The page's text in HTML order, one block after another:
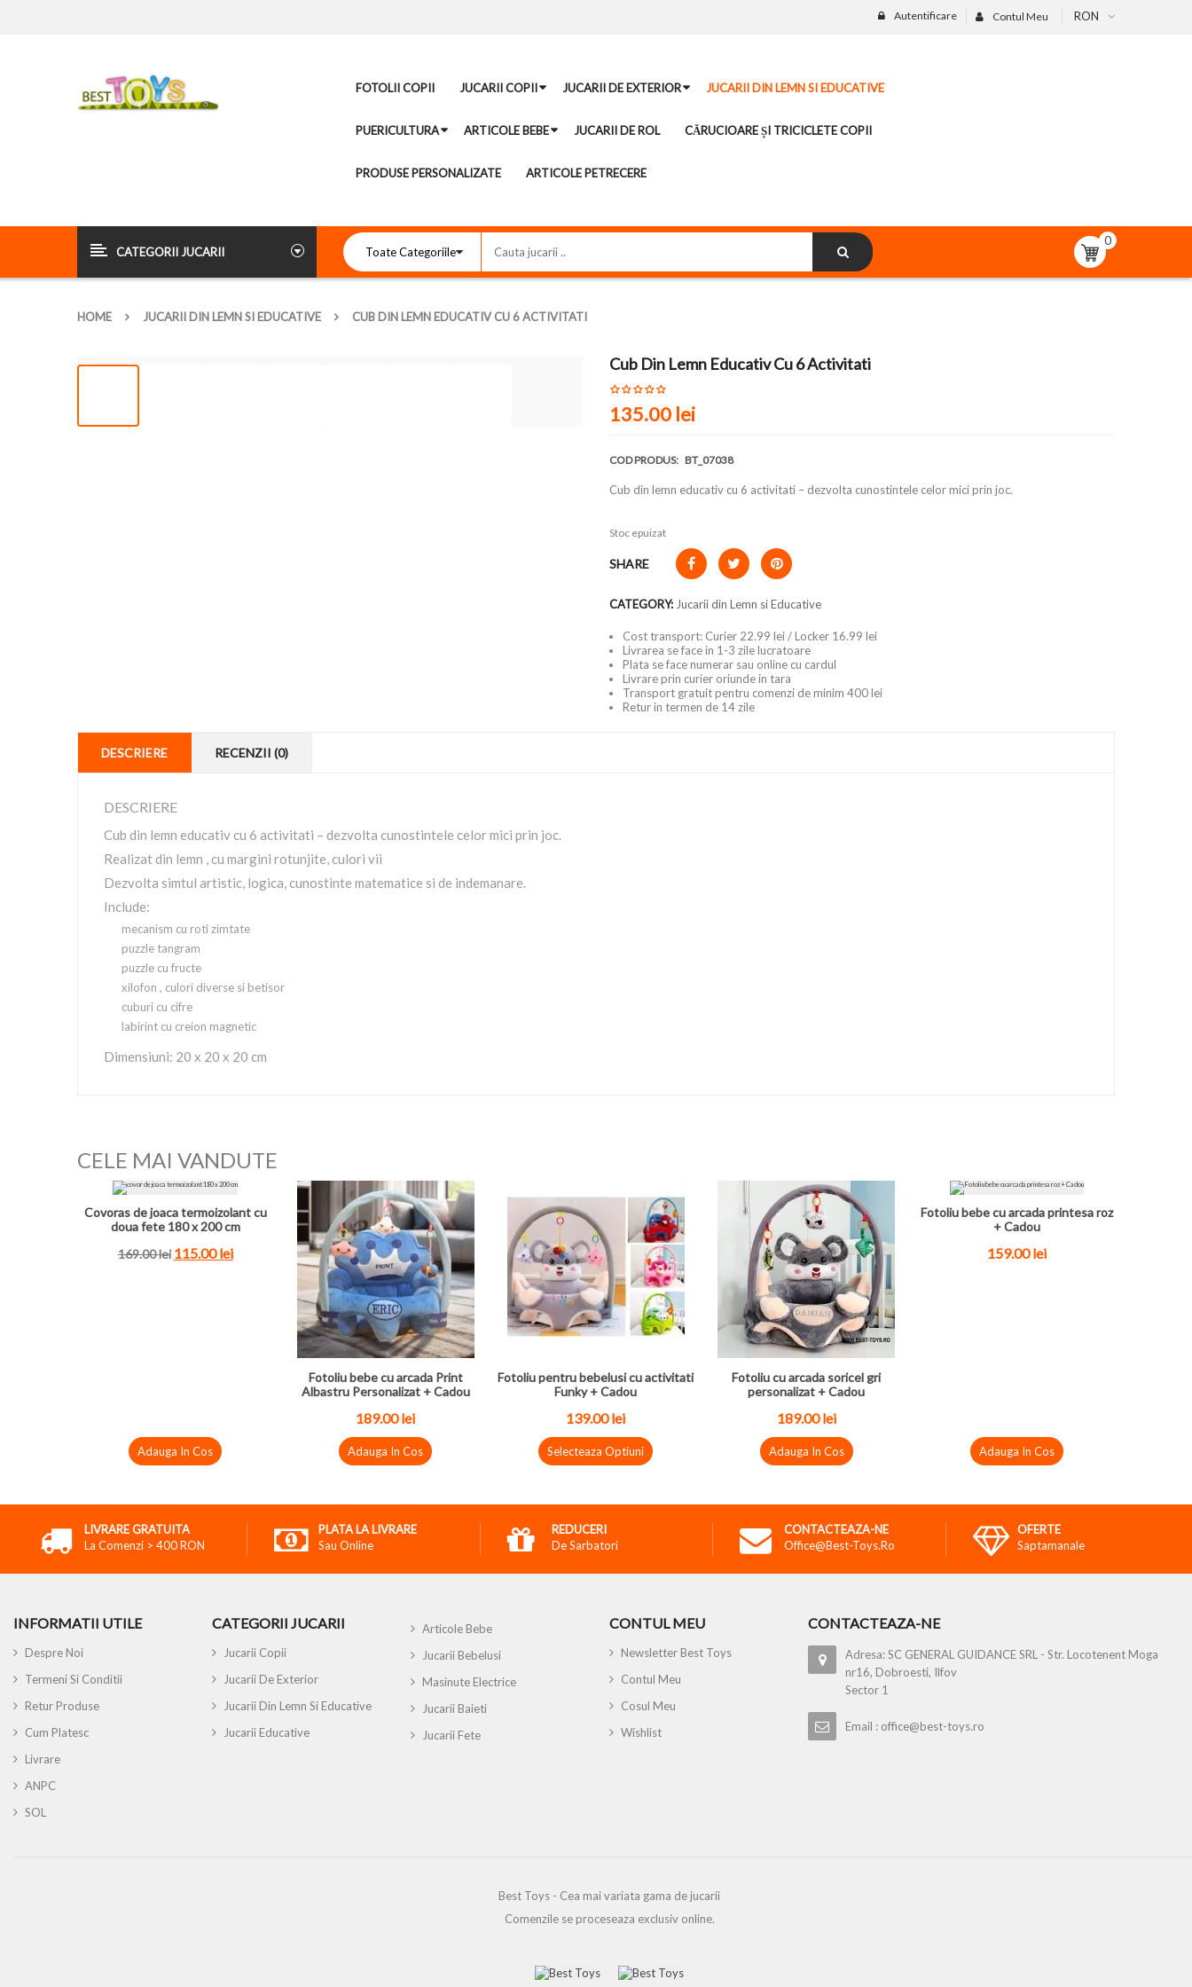
RON
Contul Meu
Autentificare
FOTOLII COPII JUCARII COPII JUCARII DE EXTERIOR JUCARII DIN LEMN SI EDUCATIVE
PUERICULTURA ARTICOLE BEBE JUCARII DE ROL CĂRUCIOARE ȘI TRICICLETE COPII
PRODUSE PERSONALIZATE ARTICOLE PETRECERE
CATEGORII JUCARII
0
HOME JUCARII DIN LEMN SI EDUCATIVE CUB DIN LEMN EDUCATIV CU 6 ACTIVITATI
Cub Din Lemn Educativ Cu 6 Activitati
135.00 lei
COD PRODUS: BT_07038
Cub din lemn educativ cu 6 activitati – dezvolta cunostintele celor mici prin joc.
Stoc epuizat
SHARE
CATEGORY: Jucarii din Lemn si Educative
Cost transport: Curier 22.99 lei / Locker 16.99 lei
Livrarea se face in 1-3 zile lucratoare
Plata se face numerar sau online cu cardul
Livrare prin curier oriunde in tara
Transport gratuit pentru comenzi de minim 400 lei
Retur in termen de 14 zile
DESCRIERE RECENZII (0)
DESCRIERE
Cub din lemn educativ cu 6 activitati – dezvolta cunostintele celor mici prin joc.
Realizat din lemn , cu margini rotunjite, culori vii
Dezvolta simtul artistic, logica, cunostinte matematice si de indemanare.
Include:
mecanism cu roti zimtate
puzzle tangram
puzzle cu fructe
xilofon , culori diverse si betisor
cuburi cu cifre
labirint cu creion magnetic
Dimensiuni: 20 x 20 x 20 cm
CELE MAI VANDUTE
Covoras de joaca termoizolant cu
doua fete 180 x 200 cm
169.00lei 115.00lei
Adauga In Cos
Fotoliu bebe cu arcada Print
Albastru Personalizat + Cadou
189.00lei
Adauga In Cos
Fotoliu pentru bebelusi cu activitati
Funky + Cadou
139.00lei
Selecteaza Optiuni
Fotoliu cu arcada soricel gri
personalizat + Cadou
189.00lei
Adauga In Cos
Fotoliu bebe cu arcada printesa roz
+ Cadou
159.00lei
Adauga In Cos
LIVRARE GRATUITA
La Comenzi > 400 RON
PLATA LA LIVRARE
Sau Online
REDUCERI
De Sarbatori
CONTACTEAZA-NE
Office@best-Toys.ro
OFERTE
Saptamanale
INFORMATII UTILE
Despre Noi
Termeni Si Conditii
Retur Produse
Cum Platesc
Livrare
ANPC
SOL
CATEGORII JUCARII
Jucarii Copii
Jucarii De Exterior
Jucarii Din Lemn Si Educative
Jucarii Educative
Articole Bebe
Jucarii Bebelusi
Masinute Electrice
Jucarii Baieti
Jucarii Fete
CONTUL MEU
Newsletter Best Toys
Contul Meu
Cosul Meu
Wishlist
CONTACTEAZA-NE
Adresa: SC GENERAL GUIDANCE SRL - Str. Locotenent Moga
nr16, Dobroesti, Ilfov
Sector 1
Email : office@best-toys.ro
Best Toys - Cea mai variata gama de jucarii
Comenzile se proceseaza exclusiv online.